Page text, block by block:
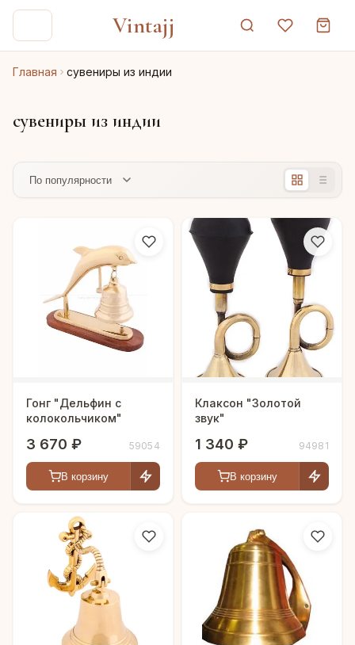
Vintajj
Главная сувениры из индии
сувениры из индии
Гонг "Дельфин с
колокольчиком"
3 670 ₽ 59054
В корзину
Клаксон "Золотой
звук"
1 340 ₽ 94981
В корзину